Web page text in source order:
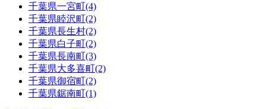
千葉県一宮町(4)
千葉県睦沢町(2)
千葉県長生村(2)
千葉県白子町(2)
千葉県長南町(3)
千葉県大多喜町(2)
千葉県御宿町(2)
千葉県鋸南町(1)